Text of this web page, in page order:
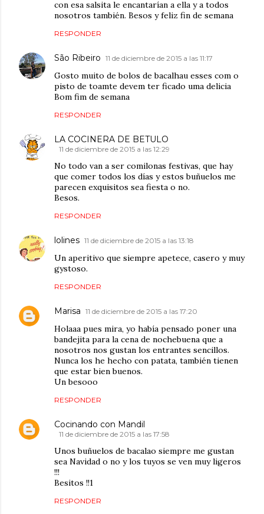
con esa salsita le encantarían a ella y a todos
nosotros también. Besos y feliz fin de semana
RESPONDER
São Ribeiro 11 de diciembre de 2015 a las 11:17
Gosto muito de bolos de bacalhau esses com o
pisto de toamte devem ter ficado uma delicia
Bom fim de semana
RESPONDER
LA COCINERA DE BETULO
11 de diciembre de 2015 a las 12:29
No todo van a ser comilonas festivas, que hay
que comer todos los días y estos buñuelos me
parecen exquisitos sea fiesta o no.
Besos.
RESPONDER
lolines 11 de diciembre de 2015 a las 13:18
Un aperitivo que siempre apetece, casero y muy
gystoso.
RESPONDER
Marisa 11 de diciembre de 2015 a las 17:20
Holaaa pues mira, yo había pensado poner una
bandejita para la cena de nochebuena que a
nosotros nos gustan los entrantes sencillos.
Nunca los he hecho con patata, también tienen
que estar bien buenos.
Un besooo
RESPONDER
Cocinando con Mandil
11 de diciembre de 2015 a las 17:58
Unos buñuelos de bacalao siempre me gustan
sea Navidad o no y los tuyos se ven muy ligeros
!!!
Besitos !!1
RESPONDER